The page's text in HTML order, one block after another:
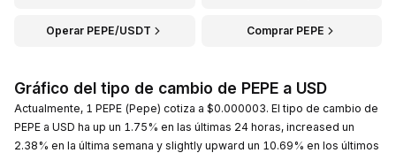
Operar PEPE/USDT Comprar PEPE
Gráfico del tipo de cambio de PEPE a USD
Actualmente, 1 PEPE (Pepe) cotiza a $0.000003. El tipo de cambio de
PEPE a USD ha up un 1.75% en las últimas 24 horas, increased un
2.38% en la última semana y slightly upward un 10.69% en los últimos